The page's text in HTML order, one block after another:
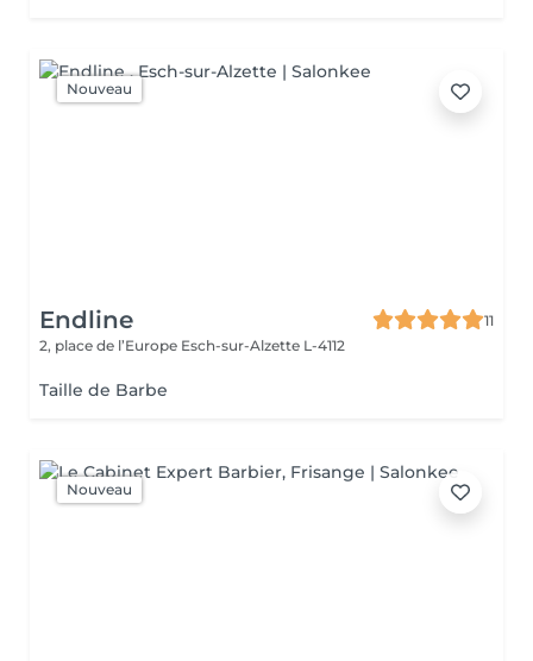
Nouveau
Endline
11
2, place de l’Europe Esch-sur-Alzette L-4112
Taille de Barbe
Nouveau